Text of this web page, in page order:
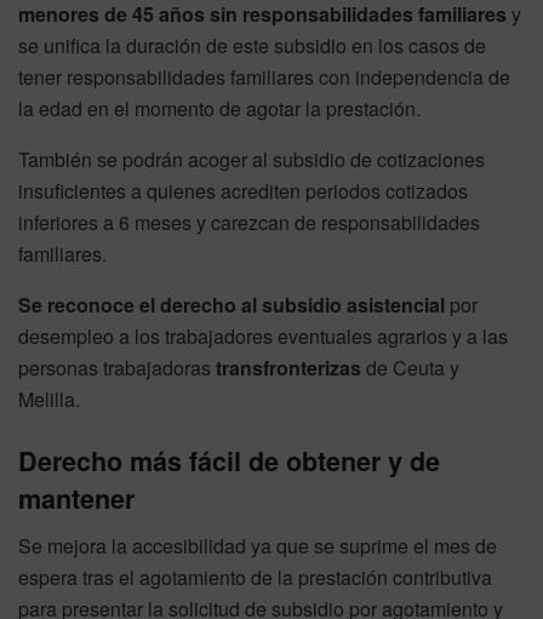
menores de 45 años sin responsabilidades familiares y
se unifica la duración de este subsidio en los casos de
tener responsabilidades familiares con independencia de
la edad en el momento de agotar la prestación.
También se podrán acoger al subsidio de cotizaciones
insuficientes a quienes acrediten periodos cotizados
inferiores a 6 meses y carezcan de responsabilidades
familiares.
Se reconoce el derecho al subsidio asistencial por
desempleo a los trabajadores eventuales agrarios y a las
personas trabajadoras transfronterizas de Ceuta y
Melilla.
Derecho más fácil de obtener y de
mantener
Se mejora la accesibilidad ya que se suprime el mes de
espera tras el agotamiento de la prestación contributiva
para presentar la solicitud de subsidio por agotamiento y